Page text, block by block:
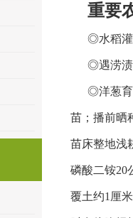
重要
◎水稻灌
◎遇涝渍
◎洋葱育
苗；播前晒
苗床整地浅
磷酸二铵20
覆土约1厘